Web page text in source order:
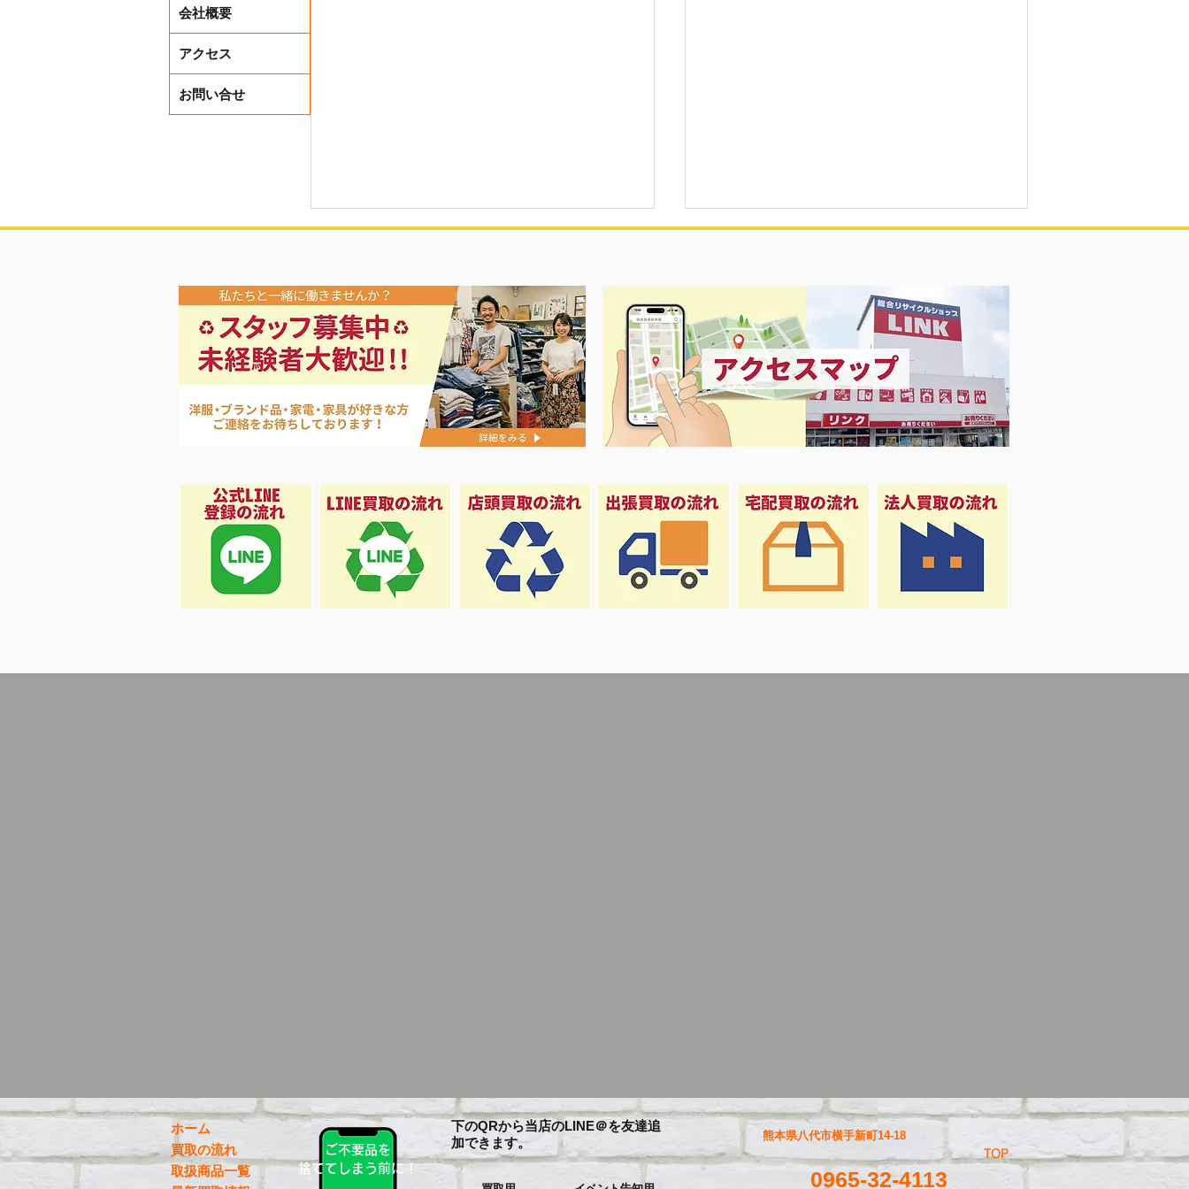
夏先取りセール＆エアコン祭り‼️ 夏に向けて冷凍庫！大量品揃え❗️
会社概要
アクセス
お問い合せ
ホーム
買取の流れ
取扱商品一覧
ご不要品を
捨ててしまう前に！
下のQRから当店のLINE＠を友達追
加できます。
TOP
0965-32-4113
熊本県八代市横手新町14-18